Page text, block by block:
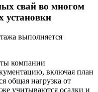
свай во многом
установки
выполняется
компании
включая план
общая нагрузка от
учитываются осадки и